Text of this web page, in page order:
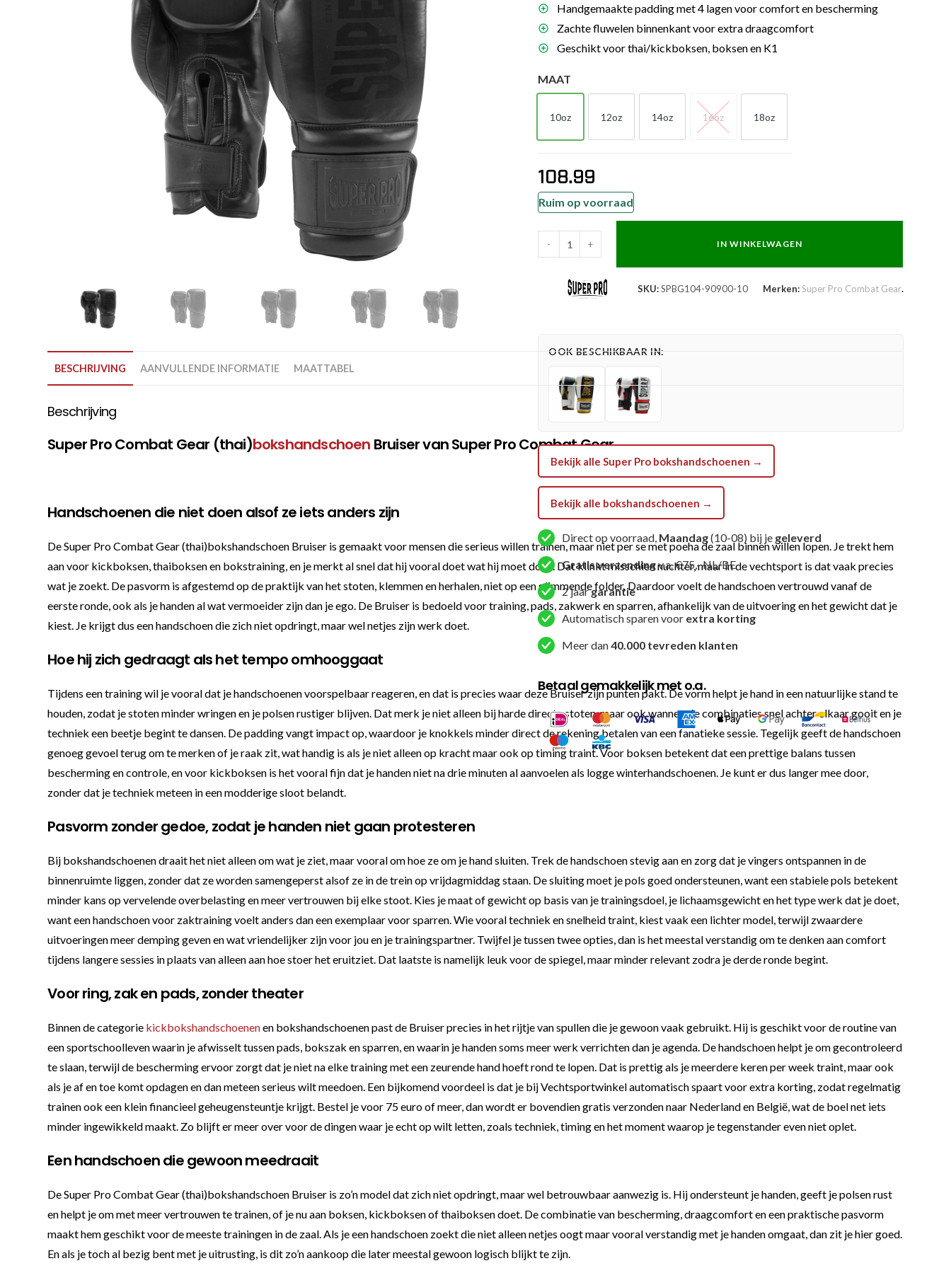
Brazilian Jiu jitsu
Voor dames
Zakhandschoenen
Trainingsartikelen
Bokszak
Bevestigingsmateriaal
bokszak
Bokspoppen
Stoot- en trapkussens
Stootkussens en pads
Handgemaakte padding met 4 lagen voor comfort en bescherming
Zachte fluwelen binnenkant voor extra draagcomfort
Geschikt voor thai/kickboksen, boksen en K1
MAAT
10oz
10oz
12oz
12oz
14oz
14oz
16oz
16oz
18oz
18oz
108.99
Ruim op voorraad
Combat
Bruiser
Zwart
aantal
- + IN WINKELWAGEN
SKU:SPBG104-90900-10 Merken:Super Pro Combat Gear.
OOK BESCHIKBAAR IN:
Bekijk alle Super Pro bokshandschoenen →
Bekijk alle bokshandschoenen →
Direct op voorraad, Maandag(10-08) bij je geleverd
Gratis verzendingv.a. €75,- NL/BE
2 jaargarantie
Automatisch sparen voor extra korting
Meer dan40.000 tevreden klanten
Betaal gemakkelijk met o.a.
BESCHRIJVING AANVULLENDE INFORMATIE MAATTABEL
Beschrijving
Super Pro Combat Gear (thai)bokshandschoen Bruiser van Super Pro Combat Gear
Handschoenen die niet doen alsof ze iets anders zijn
De Super Pro Combat Gear (thai)bokshandschoen Bruiser is gemaakt voor mensen die serieus willen trainen, maar niet per se met poeha de zaal binnen willen lopen. Je trekt hem
aan voor kickboksen, thaiboksen en bokstraining, en je merkt al snel dat hij vooral doet wat hij moet doen. Dat klinkt misschien nuchter, maar in de vechtsport is dat vaak precies
wat je zoekt. De pasvorm is afgestemd op de praktijk van het stoten, klemmen en herhalen, niet op een glimmende folder. Daardoor voelt de handschoen vertrouwd vanaf de
eerste ronde, ook als je handen al wat vermoeider zijn dan je ego. De Bruiser is bedoeld voor training, pads, zakwerk en sparren, afhankelijk van de uitvoering en het gewicht dat je
kiest. Je krijgt dus een handschoen die zich niet opdringt, maar wel netjes zijn werk doet.
Hoe hij zich gedraagt als het tempo omhooggaat
Tijdens een training wil je vooral dat je handschoenen voorspelbaar reageren, en dat is precies waar deze Bruiser zijn punten pakt. De vorm helpt je hand in een natuurlijke stand te
houden, zodat je stoten minder wringen en je polsen rustiger blijven. Dat merk je niet alleen bij harde directe stoten, maar ook wanneer je combinaties snel achter elkaar gooit en je
techniek een beetje begint te dansen. De padding vangt impact op, waardoor je knokkels minder direct de rekening betalen van een fanatieke sessie. Tegelijk geeft de handschoen
genoeg gevoel terug om te merken of je raak zit, wat handig is als je niet alleen op kracht maar ook op timing traint. Voor boksen betekent dat een prettige balans tussen
bescherming en controle, en voor kickboksen is het vooral fijn dat je handen niet na drie minuten al aanvoelen als logge winterhandschoenen. Je kunt er dus langer mee door,
zonder dat je techniek meteen in een modderige sloot belandt.
Pasvorm zonder gedoe, zodat je handen niet gaan protesteren
Bij bokshandschoenen draait het niet alleen om wat je ziet, maar vooral om hoe ze om je hand sluiten. Trek de handschoen stevig aan en zorg dat je vingers ontspannen in de
binnenruimte liggen, zonder dat ze worden samengeperst alsof ze in de trein op vrijdagmiddag staan. De sluiting moet je pols goed ondersteunen, want een stabiele pols betekent
minder kans op vervelende overbelasting en meer vertrouwen bij elke stoot. Kies je maat of gewicht op basis van je trainingsdoel, je lichaamsgewicht en het type werk dat je doet,
want een handschoen voor zaktraining voelt anders dan een exemplaar voor sparren. Wie vooral techniek en snelheid traint, kiest vaak een lichter model, terwijl zwaardere
uitvoeringen meer demping geven en wat vriendelijker zijn voor jou en je trainingspartner. Twijfel je tussen twee opties, dan is het meestal verstandig om te denken aan comfort
tijdens langere sessies in plaats van alleen aan hoe stoer het eruitziet. Dat laatste is namelijk leuk voor de spiegel, maar minder relevant zodra je derde ronde begint.
Voor ring, zak en pads, zonder theater
Binnen de categorie kickbokshandschoenenen bokshandschoenen past de Bruiser precies in het rijtje van spullen die je gewoon vaak gebruikt. Hij is geschikt voor de routine van
een sportschoolleven waarin je afwisselt tussen pads, bokszak en sparren, en waarin je handen soms meer werk verrichten dan je agenda. De handschoen helpt je om gecontroleerd
te slaan, terwijl de bescherming ervoor zorgt dat je niet na elke training met een zeurende hand hoeft rond te lopen. Dat is prettig als je meerdere keren per week traint, maar ook
als je af en toe komt opdagen en dan meteen serieus wilt meedoen. Een bijkomend voordeel is dat je bij Vechtsportwinkel automatisch spaart voor extra korting, zodat regelmatig
trainen ook een klein financieel geheugensteuntje krijgt. Bestel je voor 75 euro of meer, dan wordt er bovendien gratis verzonden naar Nederland en België, wat de boel net iets
minder ingewikkeld maakt. Zo blijft er meer over voor de dingen waar je echt op wilt letten, zoals techniek, timing en het moment waarop je tegenstander even niet oplet.
Een handschoen die gewoon meedraait
De Super Pro Combat Gear (thai)bokshandschoen Bruiser is zo’n model dat zich niet opdringt, maar wel betrouwbaar aanwezig is. Hij ondersteunt je handen, geeft je polsen rust
en helpt je om met meer vertrouwen te trainen, of je nu aan boksen, kickboksen of thaiboksen doet. De combinatie van bescherming, draagcomfort en een praktische pasvorm
maakt hem geschikt voor de meeste trainingen in de zaal. Als je een handschoen zoekt die niet alleen netjes oogt maar vooral verstandig met je handen omgaat, dan zit je hier goed.
En als je toch al bezig bent met je uitrusting, is dit zo’n aankoop die later meestal gewoon logisch blijkt te zijn.